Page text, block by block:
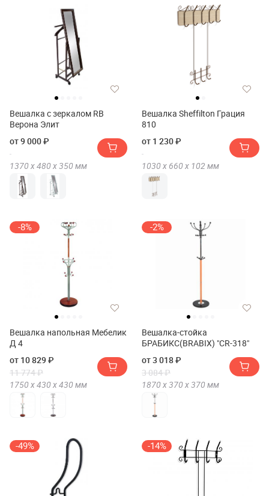
Вешалка с зеркалом RB
Верона Элит
от 9 000 ₽
1370 х480 х350 мм
Вешалка Sheffilton Грация
810
от 1 230 ₽
1030 х 660 х 102 мм
-8%
Вешалка напольная Мебелик
Д 4
от 10 829 ₽
11 774 ₽
1750 х430 х430 мм
-2%
Вешалка-стойка
БРАБИКС(BRABIX) "CR-318"
от 3 018 ₽
3 084 ₽
1870 х370 х370 мм
-49% -14%